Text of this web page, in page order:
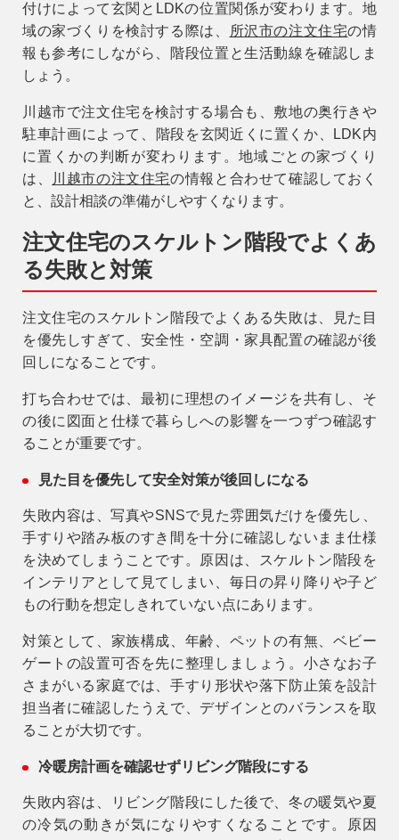
付けによって玄関とLDKの位置関係が変わります。地
域の家づくりを検討する際は、
所沢市の注文住宅の情
報も参考にしながら、階段位置と生活動線を確認しま
しょう。
川越市で注文住宅を検討する場合も、敷地の奥行きや
駐車計画によって、階段を玄関近くに置くか、LDK内
に置くかの判断が変わります。地域ごとの家づくり
は、
川越市の注文住宅の情報と合わせて確認しておく
と、設計相談の準備がしやすくなります。
注文住宅のスケルトン階段でよくあ
る失敗と対策
注文住宅のスケルトン階段でよくある失敗は、見た目
を優先しすぎて、安全性・空調・家具配置の確認が後
回しになることです。
打ち合わせでは、最初に理想のイメージを共有し、そ
の後に図面と仕様で暮らしへの影響を一つずつ確認す
ることが重要です。
見た目を優先して安全対策が後回しになる
失敗内容は、写真やSNSで見た雰囲気だけを優先し、
手すりや踏み板のすき間を十分に確認しないまま仕様
を決めてしまうことです。原因は、スケルトン階段を
インテリアとして見てしまい、毎日の昇り降りや子ど
もの行動を想定しきれていない点にあります。
対策として、家族構成、年齢、ペットの有無、ベビー
ゲートの設置可否を先に整理しましょう。小さなお子
さまがいる家庭では、手すり形状や落下防止策を設計
担当者に確認したうえで、デザインとのバランスを取
ることが大切です。
冷暖房計画を確認せずリビング階段にする
失敗内容は、リビング階段にした後で、冬の暖気や夏
の冷気の動きが気になりやすくなることです。原因